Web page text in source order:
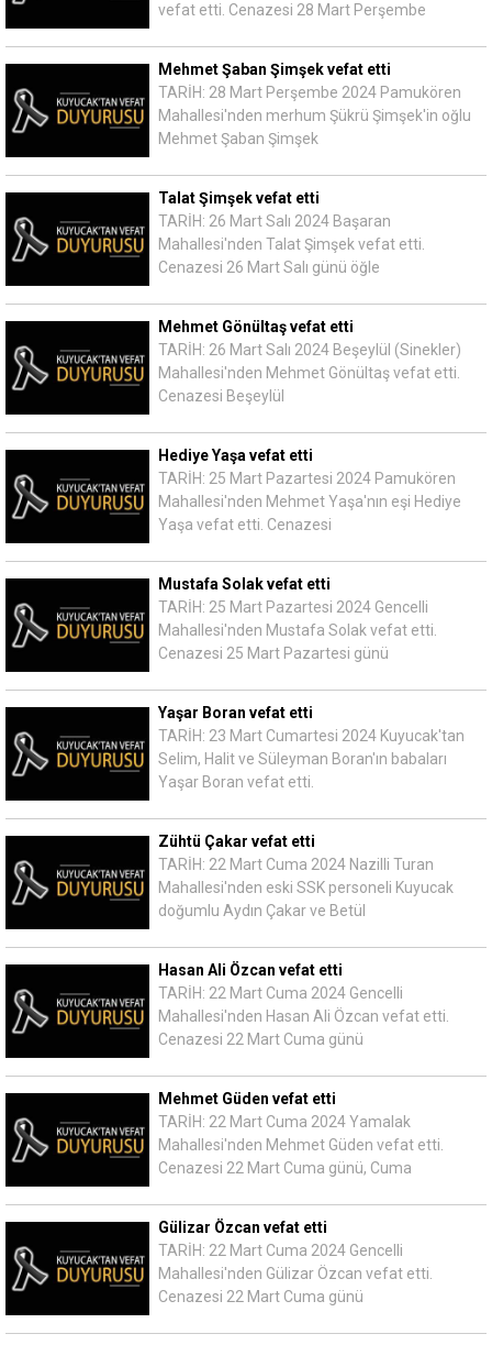
vefat etti. Cenazesi 28 Mart Perşembe
Mehmet Şaban Şimşek vefat etti
TARİH: 28 Mart Perşembe 2024 Pamukören
Mahallesi'nden merhum Şükrü Şimşek'in oğlu
Mehmet Şaban Şimşek
Talat Şimşek vefat etti
TARİH: 26 Mart Salı 2024 Başaran
Mahallesi'nden Talat Şimşek vefat etti.
Cenazesi 26 Mart Salı günü öğle
Mehmet Gönültaş vefat etti
TARİH: 26 Mart Salı 2024 Beşeylül (Sinekler)
Mahallesi'nden Mehmet Gönültaş vefat etti.
Cenazesi Beşeylül
Hediye Yaşa vefat etti
TARİH: 25 Mart Pazartesi 2024 Pamukören
Mahallesi'nden Mehmet Yaşa'nın eşi Hediye
Yaşa vefat etti. Cenazesi
Mustafa Solak vefat etti
TARİH: 25 Mart Pazartesi 2024 Gencelli
Mahallesi'nden Mustafa Solak vefat etti.
Cenazesi 25 Mart Pazartesi günü
Yaşar Boran vefat etti
TARİH: 23 Mart Cumartesi 2024 Kuyucak'tan
Selim, Halit ve Süleyman Boran'ın babaları
Yaşar Boran vefat etti.
Zühtü Çakar vefat etti
TARİH: 22 Mart Cuma 2024 Nazilli Turan
Mahallesi'nden eski SSK personeli Kuyucak
doğumlu Aydın Çakar ve Betül
Hasan Ali Özcan vefat etti
TARİH: 22 Mart Cuma 2024 Gencelli
Mahallesi'nden Hasan Ali Özcan vefat etti.
Cenazesi 22 Mart Cuma günü
Mehmet Güden vefat etti
TARİH: 22 Mart Cuma 2024 Yamalak
Mahallesi'nden Mehmet Güden vefat etti.
Cenazesi 22 Mart Cuma günü, Cuma
Gülizar Özcan vefat etti
TARİH: 22 Mart Cuma 2024 Gencelli
Mahallesi'nden Gülizar Özcan vefat etti.
Cenazesi 22 Mart Cuma günü